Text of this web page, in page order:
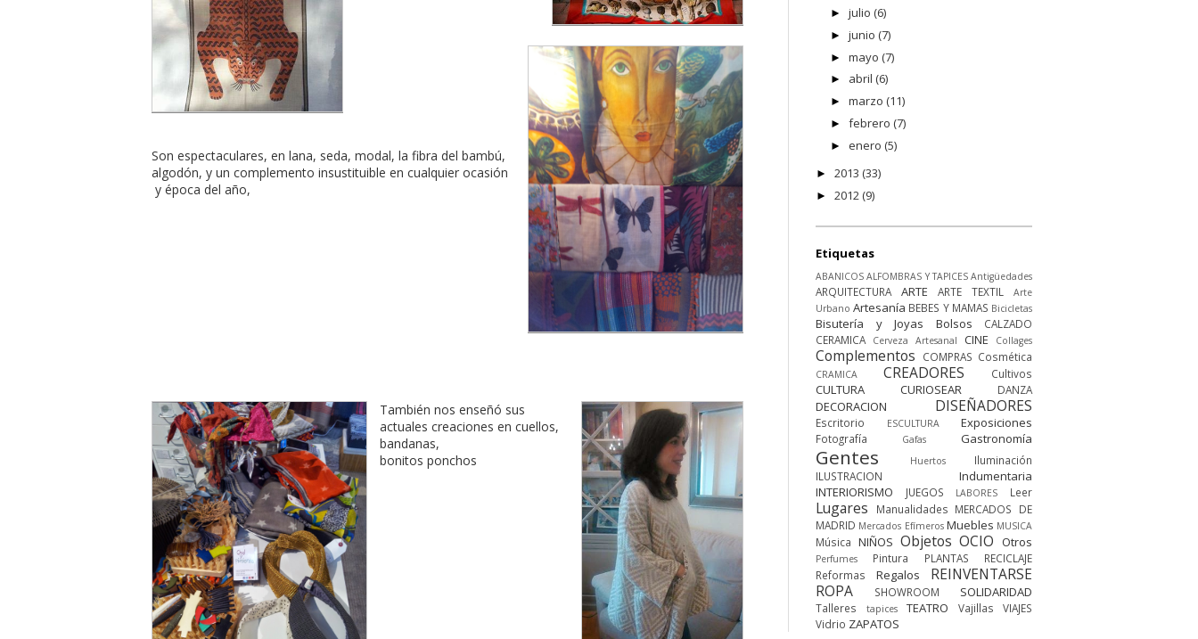
Son espectaculares, en lana, seda, modal, la fibra del bambú,
algodón, y un complemento insustituible en cualquier ocasión
y época del año,
También nos enseñó sus
actuales creaciones en cuellos,
bandanas,
bonitos ponchos
► julio (6)
► junio (7)
► mayo (7)
► abril (6)
► marzo (11)
► febrero (7)
► enero (5)
► 2013 (33)
► 2012 (9)
Etiquetas
ABANICOS ALFOMBRAS Y TAPICES Antigüedades
ARQUITECTURA ARTE ARTE TEXTIL
Arte
Urbano Artesanía BEBES Y MAMAS Bicicletas
Bisutería y Joyas Bolsos
CALZADO
CERAMICA
Cerveza Artesanal CINE Collages
Complementos COMPRAS Cosmética
CRAMICA CREADORES Cultivos
CULTURA CURIOSEAR DANZA
DECORACION DISEÑADORES
Escritorio ESCULTURA Exposiciones
Fotografía Gafas Gastronomía
Gentes Huertos
Iluminación
ILUSTRACION
Indumentaria
INTERIORISMO
JUEGOS LABORES Leer
Lugares Manualidades MERCADOS DE
MADRID Mercados Efímeros Muebles MUSICA
Música NIÑOS Objetos OCIO Otros
Perfumes Pintura PLANTAS
RECICLAJE
Reformas
Regalos
REINVENTARSE
ROPA
SHOWROOM SOLIDARIDAD
Talleres tapices TEATRO Vajillas
VIAJES
Vidrio ZAPATOS